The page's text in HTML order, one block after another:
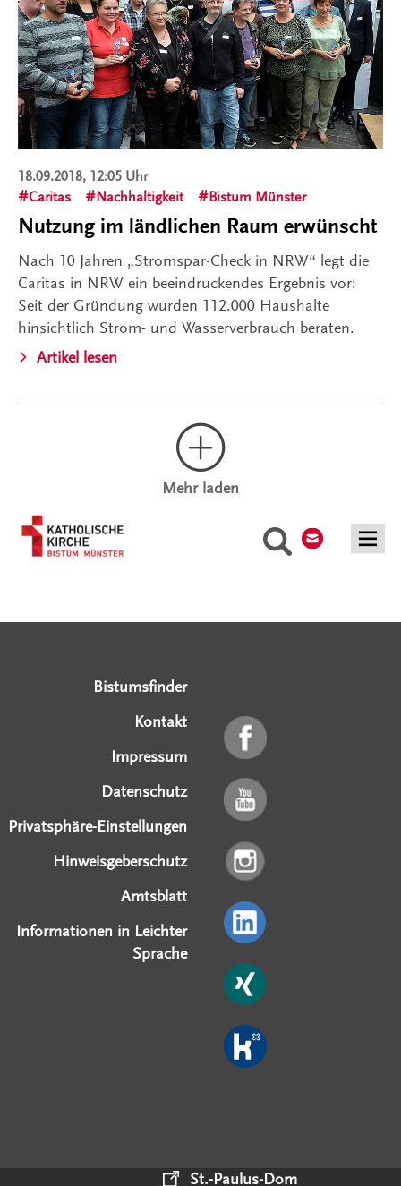
Suche
18.09.2018, 12:05 Uhr
Caritas
Nachhaltigkeit Bistum Münster
Nutzung im ländlichen Raum erwünscht
Nach 10 Jahren „Stromspar-Check in NRW“ legt die
Caritas in NRW ein beeindruckendes Ergebnis vor:
Seit der Gründung wurden 112.000 Haushalte
hinsichtlich Strom- und Wasserverbrauch beraten.
Artikel lesen
Mehr laden
Bistumsfinder
Kontakt
Impressum
Datenschutz
Privatsphäre-Einstellungen
Hinweisgeberschutz
Amtsblatt
Informationen in Leichter
Sprache
St.-Paulus-Dom